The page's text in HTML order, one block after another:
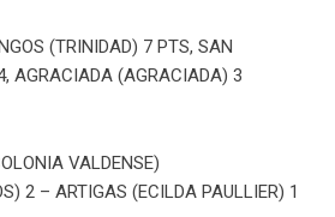
(TRINIDAD) 7 PTS, SAN
AGRACIADA (AGRACIADA) 3
VALDENSE)
2 – ARTIGAS (ECILDA PAULLIER) 1